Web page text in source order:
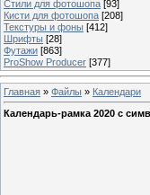
Стили для фотошопа [93]
Кисти для фотошопа [208]
Текстуры и фоны [412]
Шрифты [28]
Футажи [863]
ProShow Producer [377]
Главная » Файлы » Календари
Календарь-рамка 2020 с